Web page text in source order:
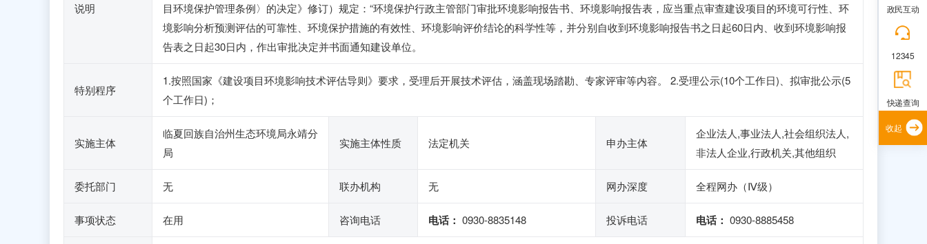
说明
目环境保护管理条例〉的决定》修订）规定：“环境保护行政主管部门审批环境影响报告书、环境影响报告表，应当重点审查建设项目的环境可行性、环
境影响分析预测评估的可靠性、环境保护措施的有效性、环境影响评价结论的科学性等，并分别自收到环境影响报告书之日起60日内、收到环境影响报
告表之日起30日内，作出审批决定并书面通知建设单位。
特别程序
1.按照国家《建设项目环境影响技术评估导则》要求，受理后开展技术评估，涵盖现场踏勘、专家评审等内容。 2.受理公示(10个工作日)、拟审批公示(5
个工作日)；
实施主体
临夏回族自治州生态环境局永靖分
局
实施主体性质 法定机关 申办主体
企业法人,事业法人,社会组织法人,
非法人企业,行政机关,其他组织
委托部门 无 联办机构 无 网办深度 全程网办（Ⅳ级）
事项状态 在用 咨询电话 电话： 0930-8835148 投诉电话 电话： 0930-8885458
政民互动
12345
快递查询
收起